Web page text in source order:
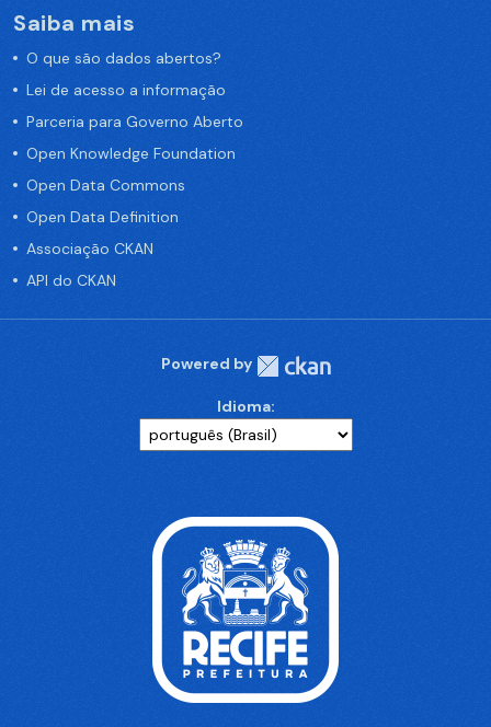
Saiba mais
O que são dados abertos?
Lei de acesso a informação
Parceria para Governo Aberto
Open Knowledge Foundation
Open Data Commons
Open Data Definition
Associação CKAN
API do CKAN
Powered by
Idioma